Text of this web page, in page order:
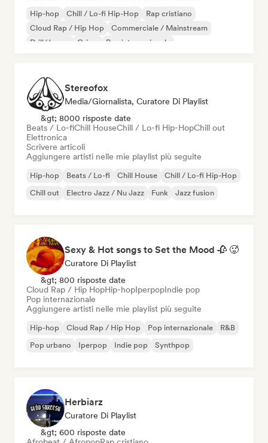
Hip-hop Chill / Lo-fi Hip-Hop
Rap cristiano
Cloud Rap / Hip Hop
Commerciale / Mainstream
Drill/Jersey
Grime Rap internazionale
Stereofox
Media/Giornalista, Curatore Di Playlist
&gt; 8000 risposte date
Beats / Lo-fiChill HouseChill / Lo-fi Hip-HopChill out
Elettronica
Scrivere articoli
Aggiungere artisti nelle mie playlist più seguite
Hip-hop Beats / Lo-fi Chill House
Chill / Lo-fi Hip-Hop
Chill out
Electro Jazz / Nu Jazz Funk Jazz fusion
Sexy & Hot songs to Set the Mood 🥀 🥵
Curatore Di Playlist
&gt; 800 risposte date
Cloud Rap / Hip HopHip-hopIperpopIndie pop
Pop internazionale
Aggiungere artisti nelle mie playlist più seguite
Hip-hop Cloud Rap / Hip Hop Pop internazionale
R&B
Pop urbano
Iperpop Indie pop Synthpop
Herbiarz
Curatore Di Playlist
&gt; 600 risposte date